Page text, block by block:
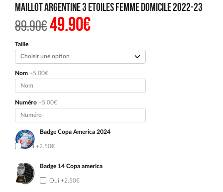
MAILLOT ARGENTINE 3 ETOILES FEMME DOMICILE 2022-23
89.90€Le
prix
était :
89.90€.
49.90€Le
prix
est :
49.90€.
Taille
Nom +5.00€
Numéro +5.00€
Badge Copa America 2024
Oui +2.50€
Badge 14 Copa america
Oui +2.50€